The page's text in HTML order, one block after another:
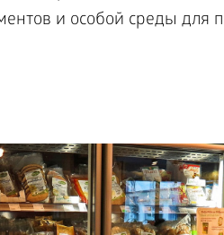
и особой среды для